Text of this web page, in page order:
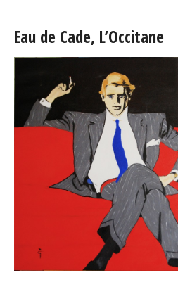
Eau de Cade, L’Occitane